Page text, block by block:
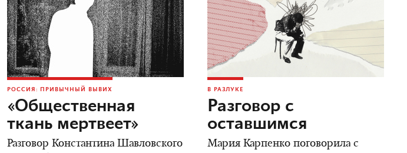
РОССИЯ: ПРИВЫЧНЫЙ ВЫВИХ
«Общественная
ткань мертвеет»
Разговор Константина Шавловского
В РАЗЛУКЕ
Разговор c
оставшимся
Мария Карпенко поговорила с